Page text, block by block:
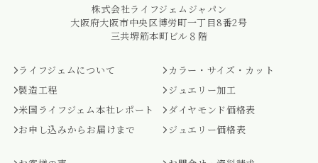
株式会社ライフジェムジャパン
大阪府大阪市中央区博労町一丁目8番2号
三共堺筋本町ビル８階
ライフジェムについて
製造工程
米国ライフジェム本社レポート
お申し込みからお届けまで
カラー・サイズ・カット
ジュエリー加工
ダイヤモンド価格表
ジュエリー価格表